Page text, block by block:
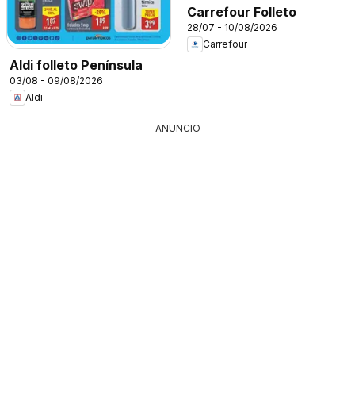
Aldi folleto Península
03/08 - 09/08/2026
Aldi
Carrefour Folleto
28/07 - 10/08/2026
Carrefour
ANUNCIO